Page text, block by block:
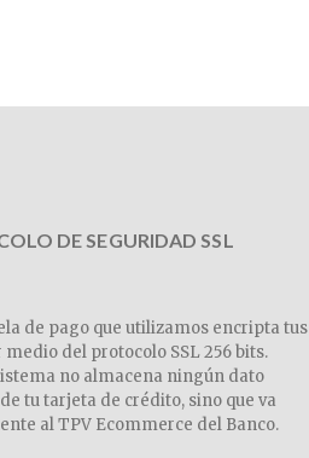
DE SEGURIDAD SSL
de pago que utilizamos encripta tus
medio del protocolo SSL 256 bits.
no almacena ningún dato
tu tarjeta de crédito, sino que va
al TPV Ecommerce del Banco.